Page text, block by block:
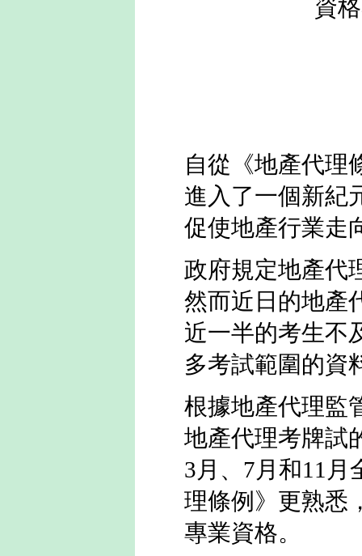
資格
自從 《地產代理
進入了一個新紀
促使地產行業走
政府規定地產代
然而近日的地產
近一半的考生不
多考試範圍的資
根據地產代理監
地產代理考牌試
3月、7月和11月
理條例 》更熟悉
專業資格。